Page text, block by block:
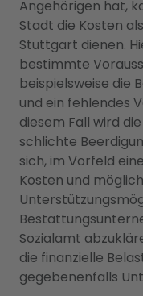
Angehörigen hat,
Stadt die Kosten
Stuttgart dienen.
bestimmte
beispielsweise die
und ein fehlendes
diesem Fall wird
schlichte
sich, im Vorfeld
Kosten und
Sozialamt
die finanzielle
gegebenenfalls